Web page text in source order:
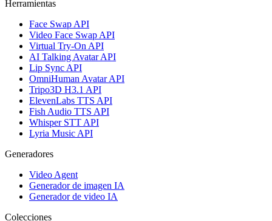
Herramientas
Face Swap API
Video Face Swap API
Virtual Try-On API
AI Talking Avatar API
Lip Sync API
OmniHuman Avatar API
Tripo3D H3.1 API
ElevenLabs TTS API
Fish Audio TTS API
Whisper STT API
Lyria Music API
Generadores
Video Agent
Generador de imagen IA
Generador de video IA
Colecciones